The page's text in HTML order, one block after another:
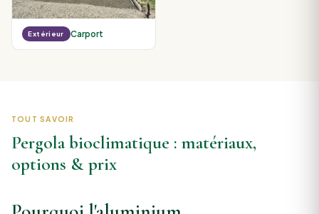
Extérieur Carport
TOUT SAVOIR
Pergola bioclimatique : matériaux,
options & prix